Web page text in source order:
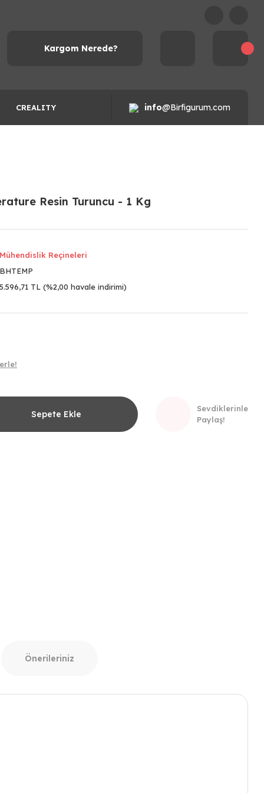
Kargom Nerede?
CREALITY info@Birfigurum.com
Resin Turuncu - 1 Kg
Mühendislik Reçineleri
BHTEMP
5.596,71 TL (%2,00 havale indirimi)
Sepete Ekle
Sevdiklerinle
Paylaş!
Önerileriniz